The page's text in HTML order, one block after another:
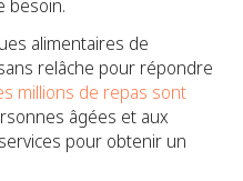
besoin.
alimentaires de
relâche pour répondre
millions de repas sont
âgées et aux
pour obtenir un